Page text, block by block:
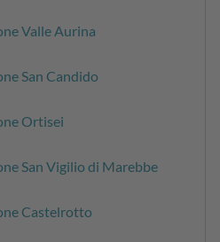
Valle Aurina
San Candido
Ortisei
San Vigilio di Marebbe
Castelrotto